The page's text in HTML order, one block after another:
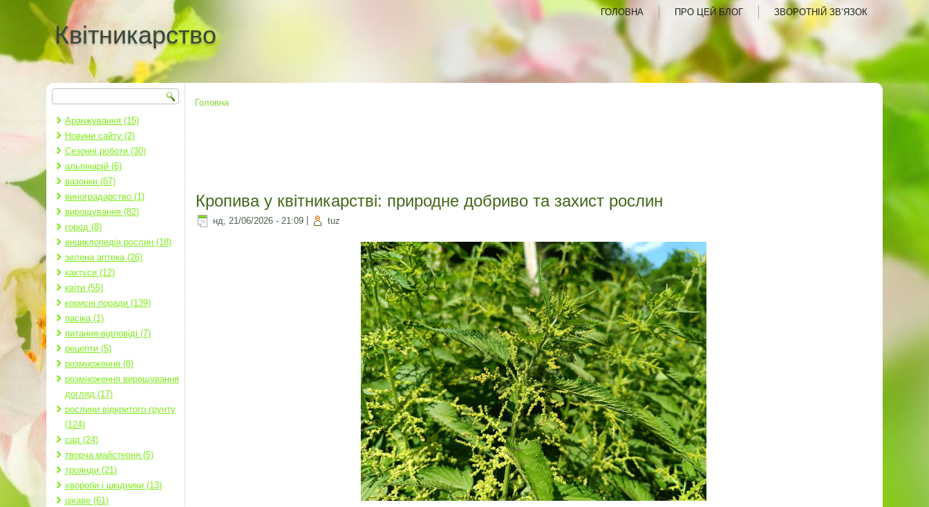
Квітникарство
ГОЛОВНА ПРО ЦЕЙ БЛОГ ЗВОРОТНІЙ ЗВ’ЯЗОК
Пошукова форма
Пошук
Аранжування (15)
Новини сайту (2)
Сезонні роботи (30)
альпінарій (6)
вазонки (67)
виноградарство (1)
вирощування (82)
город (8)
енциклопедія рослин (18)
зелена аптека (26)
кактуси (12)
квіти (55)
корисні поради (139)
пасіка (1)
питання-відповіді (7)
рецепти (5)
розмноження (8)
розмноження вирощування
догляд (17)
рослини відкритого грунту
(124)
сад (24)
творча майстерня (5)
троянди (21)
хвороби і шкідники (13)
цікаве (61)
Ви є тут
Головна
Кропива у квітникарстві: природне добриво та захист рослин
нд, 21/06/2026 - 21:09 tuz